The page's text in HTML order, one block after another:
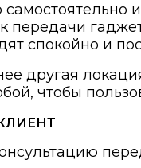
передачи
спокойно и
другая
чтобы